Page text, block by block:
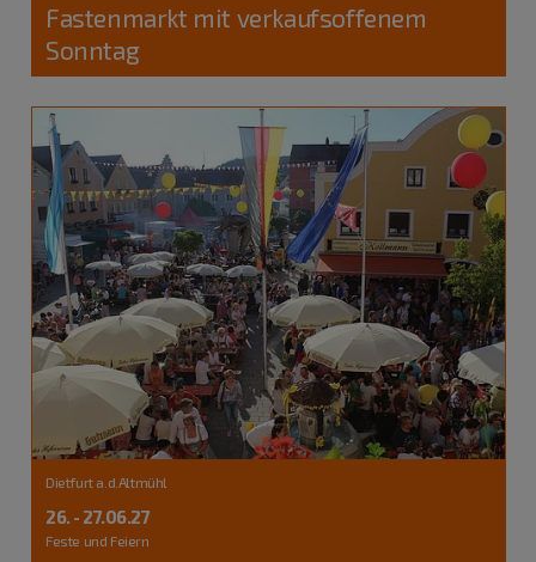
Fastenmarkt mit verkaufsoffenem
Sonntag
Dietfurt a.d.Altmühl
26. - 27.06.27
Feste und Feiern